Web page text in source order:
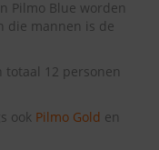
Pilmo Blue worden
die mannen is de
totaal 12 personen
ook Pilmo Gold en